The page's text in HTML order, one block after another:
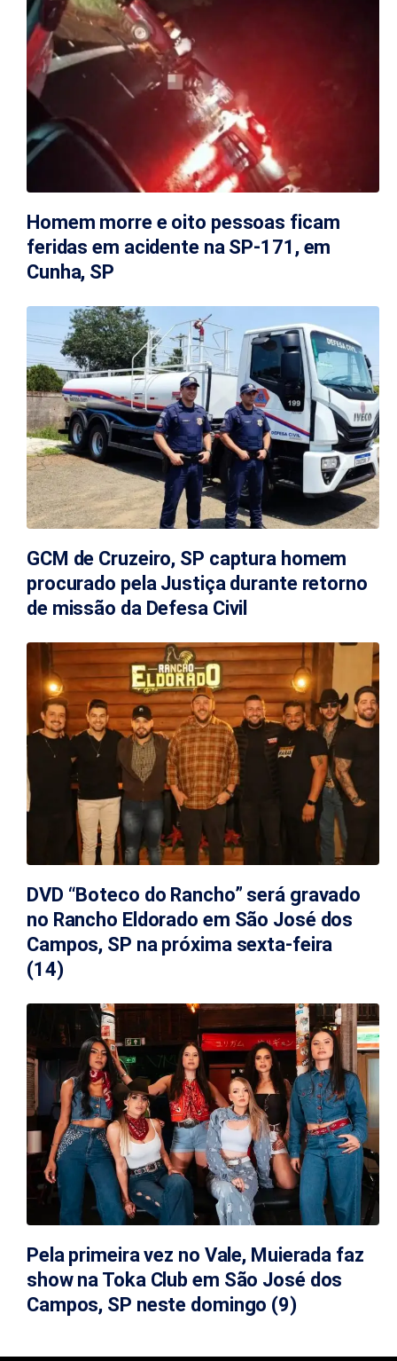
Homem morre e oito pessoas ficam
feridas em acidente na SP-171, em
Cunha, SP
GCM de Cruzeiro, SP captura homem
procurado pela Justiça durante retorno
de missão da Defesa Civil
DVD “Boteco do Rancho” será gravado
no Rancho Eldorado em São José dos
Campos, SP na próxima sexta-feira
(14)
Pela primeira vez no Vale, Muierada faz
show na Toka Club em São José dos
Campos, SP neste domingo (9)